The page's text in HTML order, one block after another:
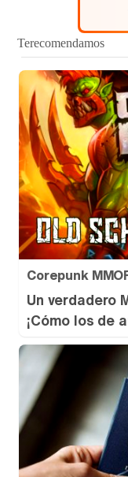
Corepunk
Un verdadero
¡Cómo los de